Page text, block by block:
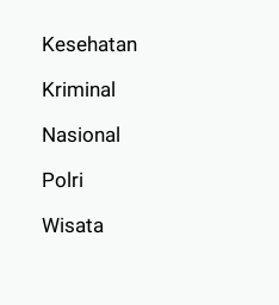
Kesehatan
Kriminal
Nasional
Polri
Wisata